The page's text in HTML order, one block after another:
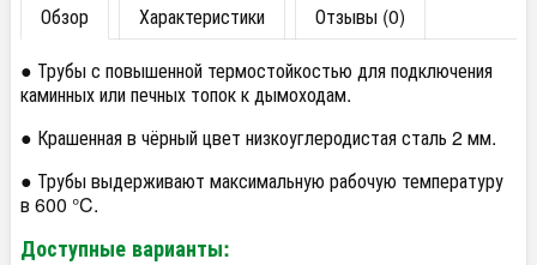
Обзор Характеристики
Отзывы (0)
● Трубы с повышенной термостойкостью для подключения
каминных или печных топок к дымоходам.
● Крашенная в чёрный цвет низкоуглеродистая сталь 2 мм.
● Трубы выдерживают максимальную рабочую температуру
в 600 °C.
Доступные варианты: